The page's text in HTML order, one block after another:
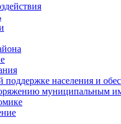
поддержке населения и
муниципальным